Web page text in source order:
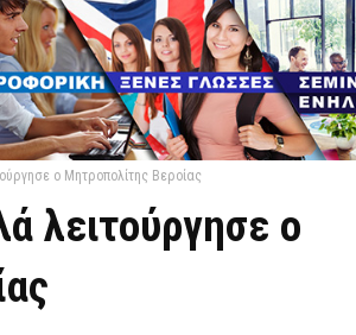
ο Μητροπολίτης Βεροίας
λειτούργησε ο